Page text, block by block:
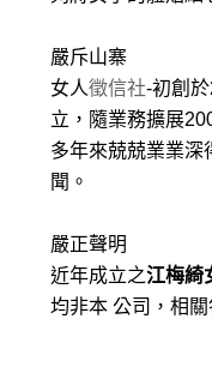
嚴斥山寨
女人徵信社-初創
立，隨業務擴展
多年來兢兢業業深
聞。
嚴正聲明
近年成立之江梅綺
均非本 公司，相